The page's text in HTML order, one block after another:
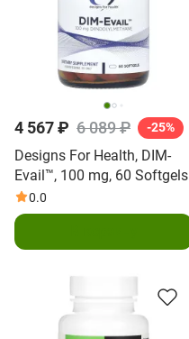
4 567 ₽ 6 089 ₽ -25%
Designs For Health, DIM-
Evail™, 100 mg, 60 Softgels
0.0